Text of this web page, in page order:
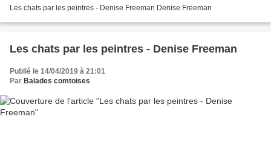
Les chats par les peintres - Denise Freeman Denise Freeman
Les chats par les peintres - Denise Freeman
Publié le 14/04/2019 à 21:01
Par Balades comtoises